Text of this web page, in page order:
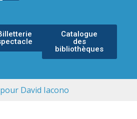
Catalogue
des
bibliothèques
David Iacono